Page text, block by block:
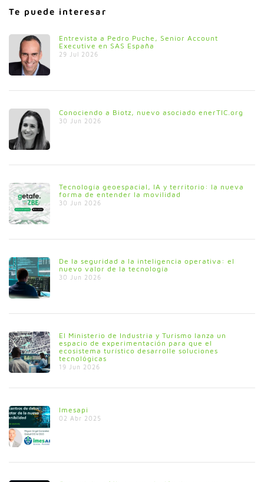
Te puede interesar
Entrevista a Pedro Puche, Senior Account
Executive en SAS España
29 Jul 2026
Conociendo a Biotz, nuevo asociado enerTIC.org
30 Jun 2026
Tecnología geoespacial, IA y territorio: la nueva
forma de entender la movilidad
30 Jun 2026
De la seguridad a la inteligencia operativa: el
nuevo valor de la tecnología
30 Jun 2026
El Ministerio de Industria y Turismo lanza un
espacio de experimentación para que el
ecosistema turístico desarrolle soluciones
tecnológicas
19 Jun 2026
Imesapi
02 Abr 2025